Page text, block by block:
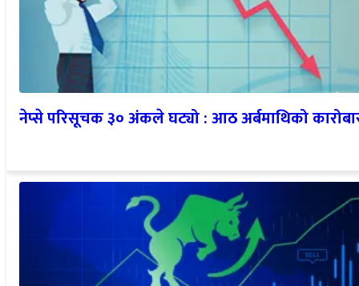
नेप्से परिसूचक ३० अंकले घट्यो : आठ अर्बमाथिको